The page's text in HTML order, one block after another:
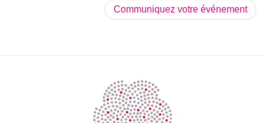
Communiquez votre événement